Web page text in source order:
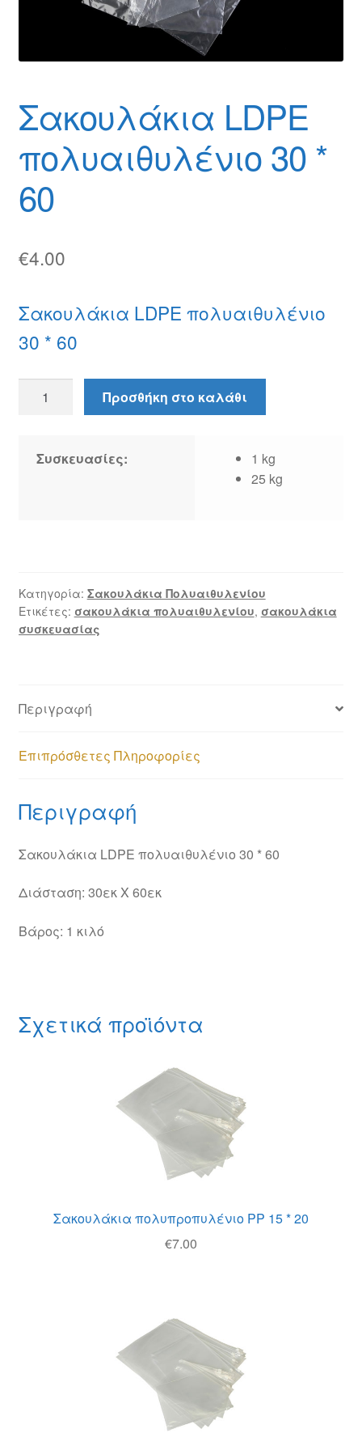
Ο λογαριασμός μου
Όροι χρήσης
Πολιτική Απορρήτου
Πολιτική Επιστροφών
Τρόποι Πληρωμής
Σακουλάκια LDPE
πολυαιθυλένιο 30 *
60
€4.00
Σακουλάκια LDPE πολυαιθυλένιο
30 * 60
LDPE
Προσθήκη στο καλάθι
Συσκευασίες:
1 kg
25 kg
Κατηγορία: Σακουλάκια Πολυαιθυλενίου
Ετικέτες: σακουλάκια πολυαιθυλενίου, σακουλάκια
συσκευασίας
Περιγραφή
Επιπρόσθετες Πληροφορίες
Περιγραφή
Σακουλάκια LDPE πολυαιθυλένιο 30 * 60
Διάσταση: 30εκ X 60εκ
Βάρος: 1 κιλό
Σχετικά προϊόντα
Σακουλάκια πολυπροπυλένιο PP 15 * 20
€7.00